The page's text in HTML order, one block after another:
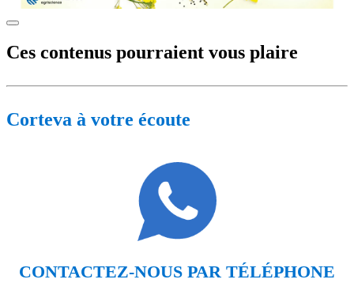
Ces contenus pourraient vous plaire
Corteva à votre écoute
CONTACTEZ-NOUS PAR TÉLÉPHONE